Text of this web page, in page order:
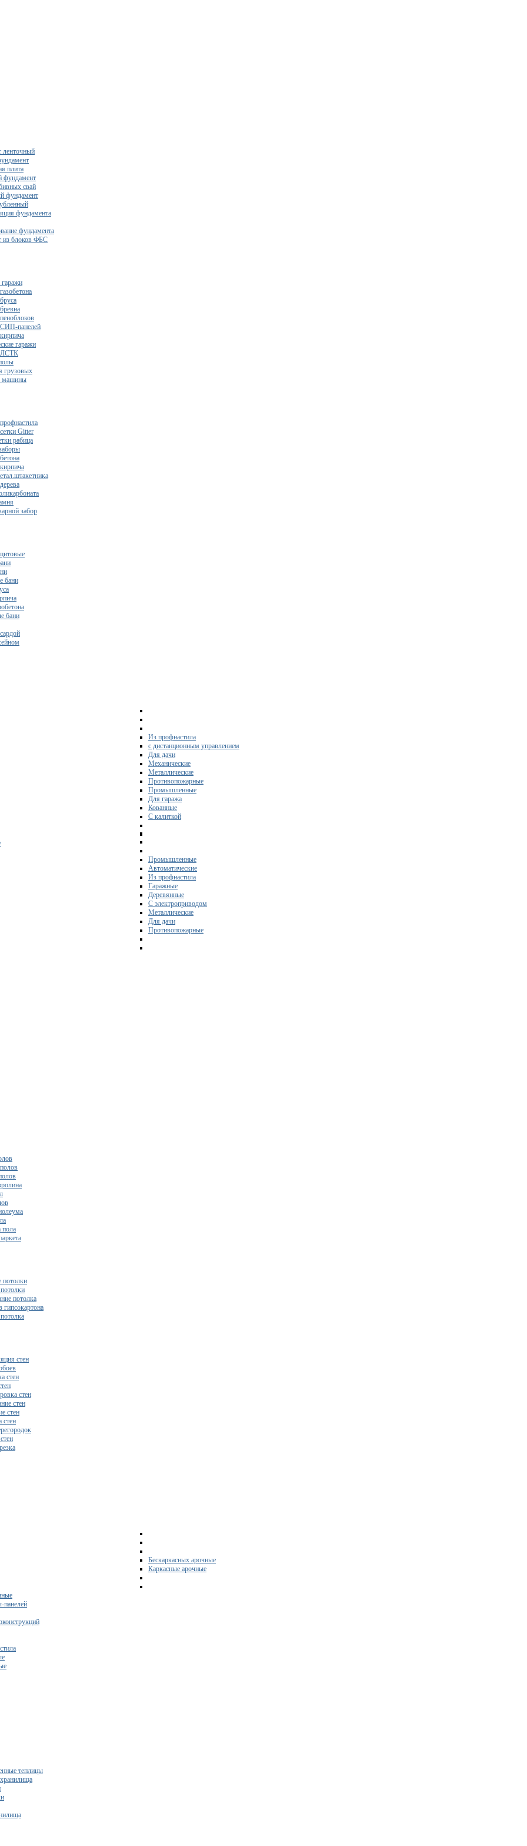
ленточный
плита
фундамент
свай
фундамент
фундамента
фундамента
из блоков ФБС
панелей
гаражи
ЛСТК
грузовых
машины
Gitter
рабица
забор
бани
бани
Из профнастила
с дистанционным управлением
Для дачи
Механические
Металлические
Противопожарные
Промышленные
Для гаража
Кованные
С калиткой
Промышленные
Автоматические
Из профнастила
Гаражные
Деревянные
С электроприводом
Металлические
Для дачи
Противопожарные
потолки
потолка
гипсокартона
стен
стен
стен
стен
стен
стен
Бескаркасных арочные
Каркасные арочные
панелей
теплицы
расчет сметы исходя из вашего бюджета!